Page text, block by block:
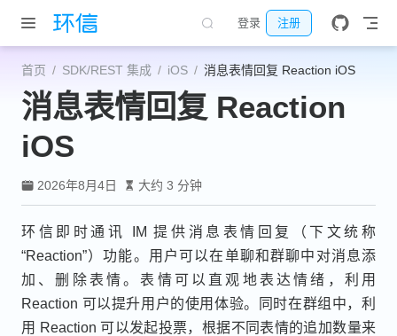
跳至主要內容
登录 注册
首页 SDK/REST 集成 iOS 消息表情回复 Reaction iOS
消息表情回复 Reaction
iOS
2026年8月4日 大约 3 分钟
环信即时通讯 IM 提供消息表情回复（下文统称
“Reaction”）功能。用户可以在单聊和群聊中对消息添
加、删除表情。表情可以直观地表达情绪，利用
Reaction 可以提升用户的使用体验。同时在群组中，利
用 Reaction 可以发起投票，根据不同表情的追加数量来